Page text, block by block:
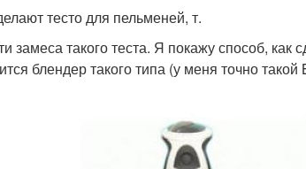
тесто для пельменей, т.
замеса такого теста. Я покажу способ, как
блендер такого типа (у меня точно такой